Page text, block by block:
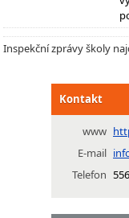
Inspekční zprávy školy
Kontakt
www
E-mail
Telefon